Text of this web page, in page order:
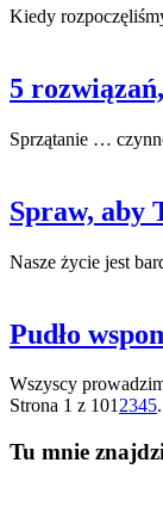
Kiedy
5
Sprzątanie …
Spraw, aby
Nasze życie jest
Pudło
Wszyscy
Strona 1 z 1012345
Tu mnie